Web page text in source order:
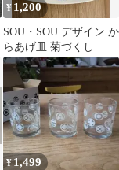
¥ 1,200
SOU・SOU デザイン か
らあげ皿 菊づくし ノ
ベルティ
¥1,499